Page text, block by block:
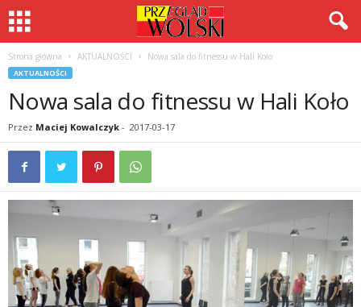
Strona główna AKTUALNOŚCI Nowa sala do fitnessu w Hali Koło
AKTUALNOŚCI
Nowa sala do fitnessu w Hali Koło
Przez Maciej Kowalczyk - 2017-03-17